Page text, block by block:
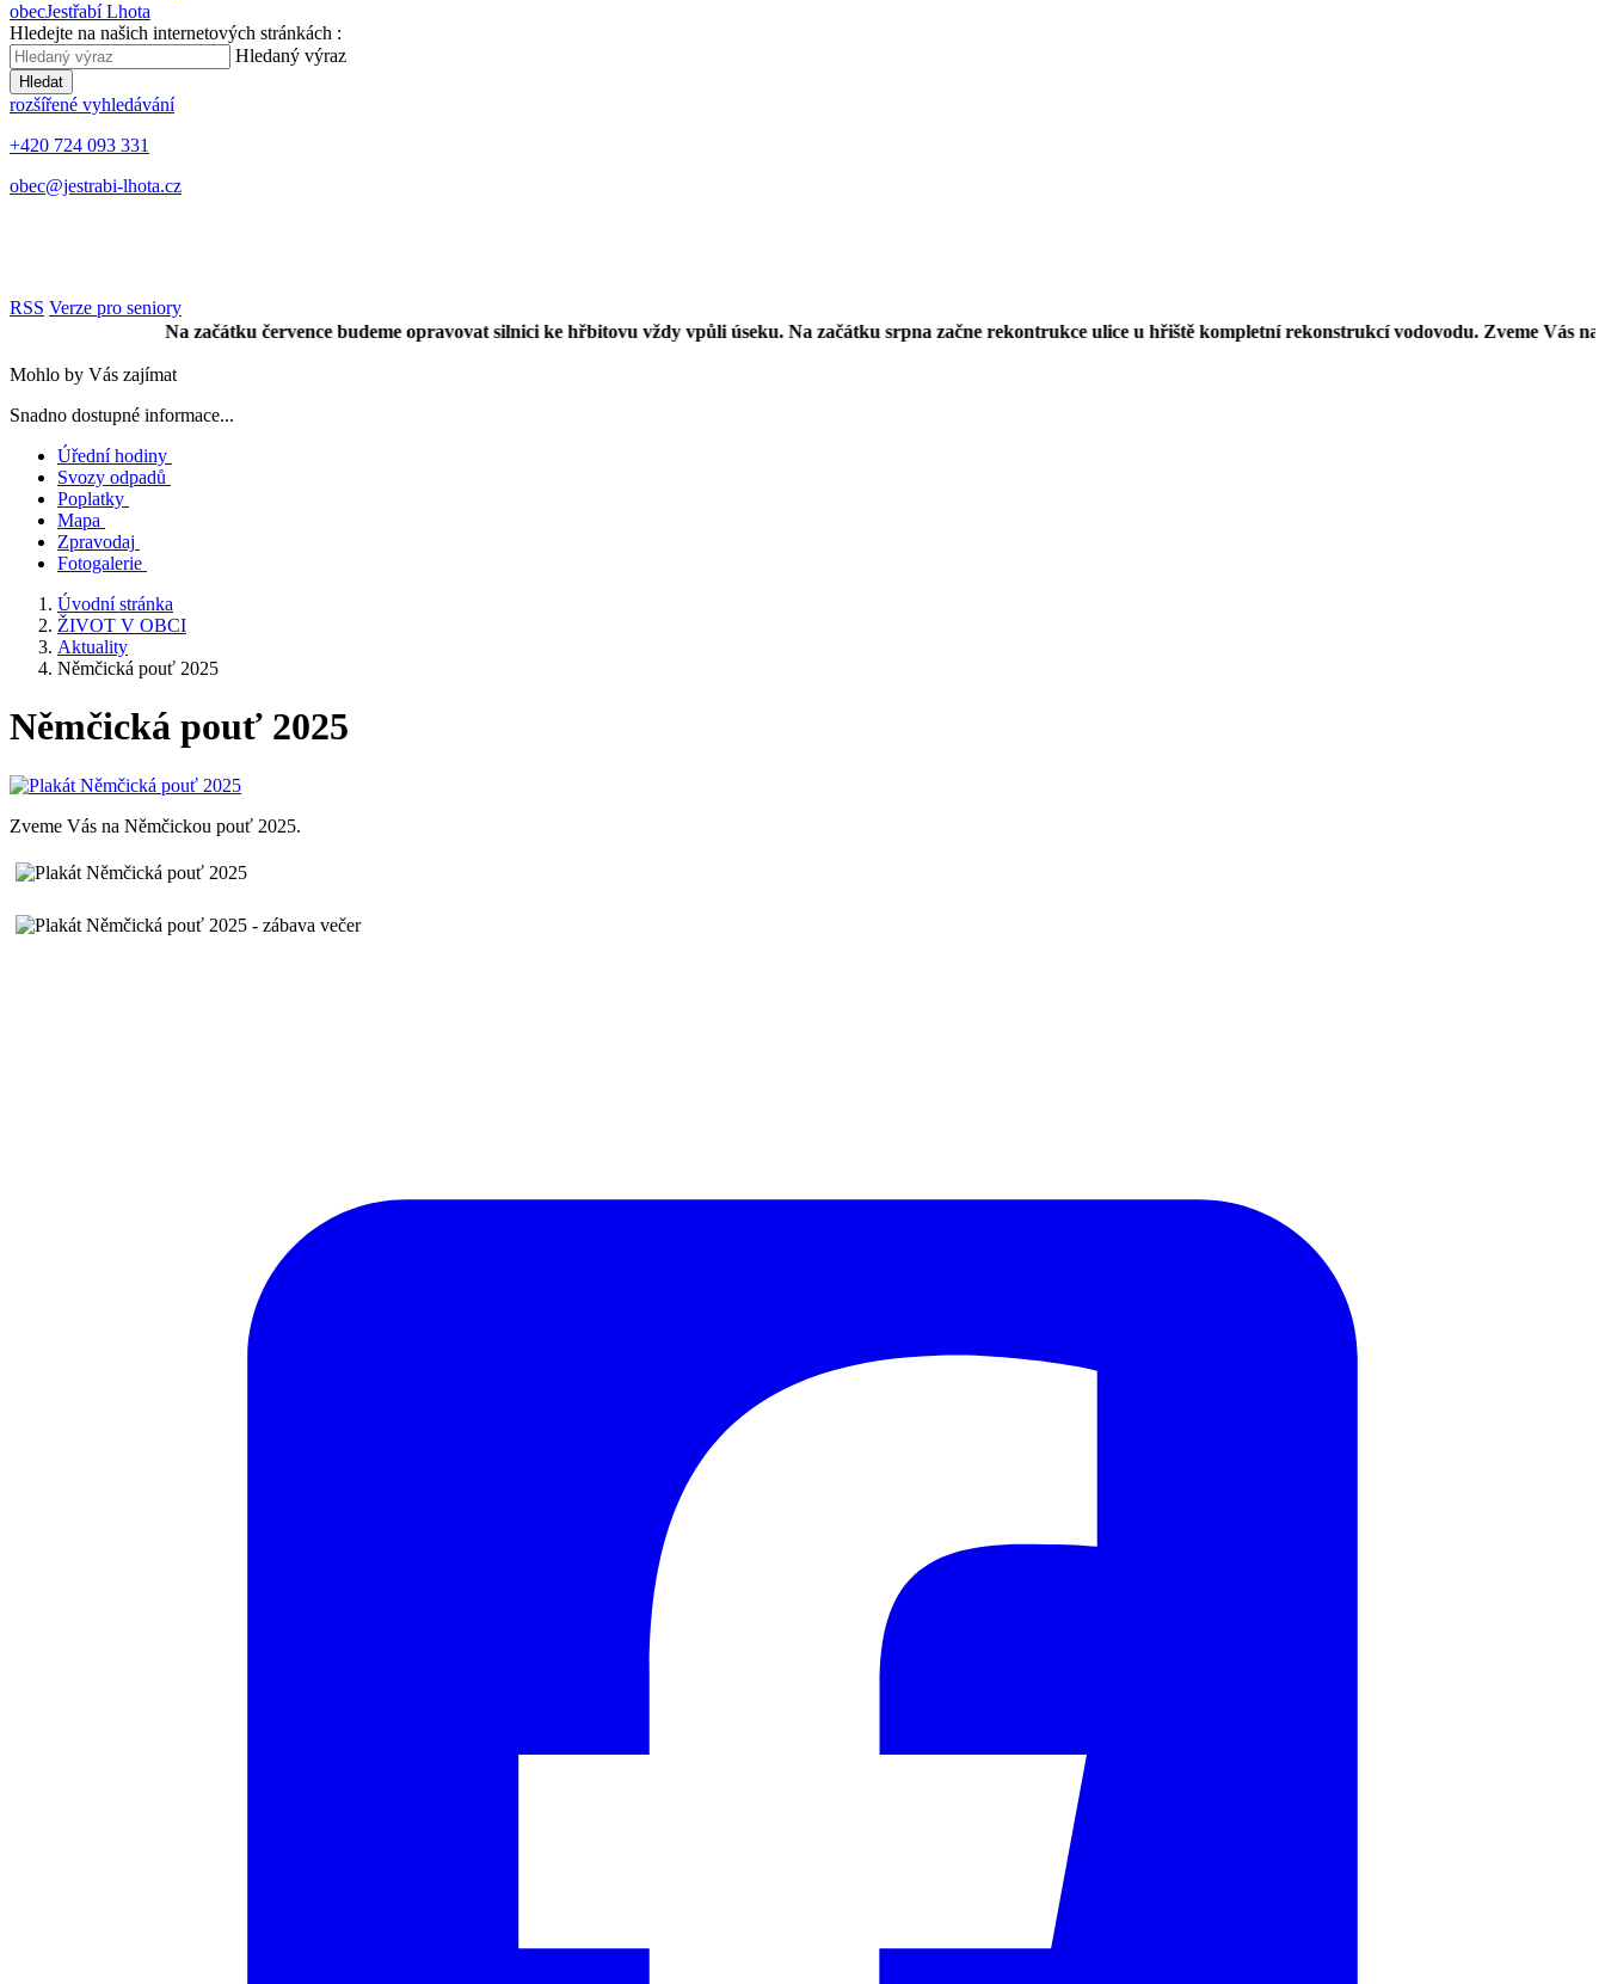
obecJestřabí Lhota
Hledejte na našich internetových stránkách :
Hledaný výraz
Hledat
rozšířené vyhledávání
+420 724 093 331
obec@jestrabi-lhota.cz
RSS Verze pro seniory
Na začátku července budeme opravovat silnici ke hřbitovu vždy vpůli úseku. Na začátku srpna začne rekontrukce ulice u hřiště kompletní rekonstrukcí vodovodu. Zveme Vás na Pouť v
Mohlo by Vás zajímat
Snadno dostupné informace...
Úřední hodiny
Svozy odpadů
Poplatky
Mapa
Zpravodaj
Fotogalerie
Úvodní stránka
ŽIVOT V OBCI
Aktuality
Němčická pouť 2025
Němčická pouť 2025
Zveme Vás na Němčickou pouť 2025.